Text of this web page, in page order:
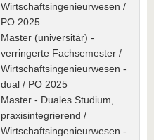
Wirtschaftsingenieurwesen /
PO 2025
Master (universitär) -
verringerte Fachsemester /
Wirtschaftsingenieurwesen -
dual / PO 2025
Master - Duales Studium,
praxisintegrierend /
Wirtschaftsingenieurwesen -